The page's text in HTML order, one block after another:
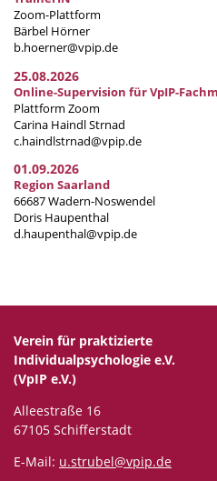
Zoom-Plattform
Bärbel Hörner
b.hoerner@vpip.de
25.08.2026
Online-Supervision für VpIP-
Plattform Zoom
Carina Haindl Strnad
c.haindlstrnad@vpip.de
01.09.2026
Region Saarland
66687 Wadern-Noswendel
Doris Haupenthal
d.haupenthal@vpip.de
Verein für praktizierte
Individualpsychologie e.V.
(VpIP e.V.)
Alleestraße 16
67105 Schifferstadt
E-Mail: u.strubel@vpip.de